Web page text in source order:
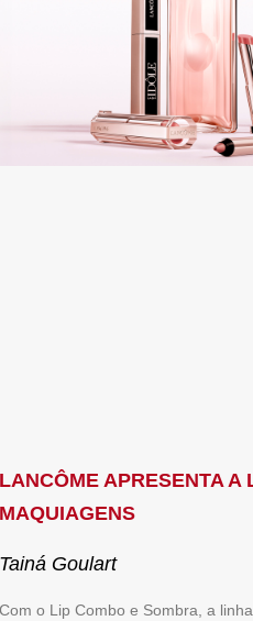
LANCÔME APRESENTA A
MAQUIAGENS
Tainá Goulart
Com o Lip Combo e Sombra, a